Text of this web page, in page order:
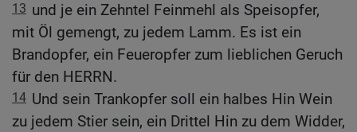
13 und je ein Zehntel Feinmehl als Speisopfer,
mit Öl gemengt, zu jedem Lamm. Es ist ein
Brandopfer, ein Feueropfer zum lieblichen Geruch
für den HERRN.
14 Und sein Trankopfer soll ein halbes Hin Wein
zu jedem Stier sein, ein Drittel Hin zu dem Widder,